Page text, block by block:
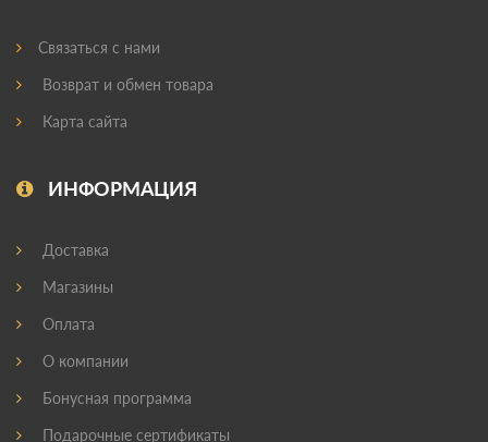
Связаться с нами
Возврат и обмен товара
Карта сайта
ИНФОРМАЦИЯ
Доставка
Магазины
Оплата
О компании
Бонусная программа
Подарочные сертификаты